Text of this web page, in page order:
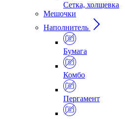
Сетка, холщевка
Мешочки
Наполнитель
Бумага
Комбо
Пергамент